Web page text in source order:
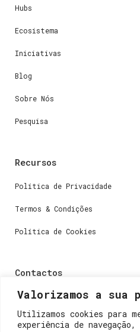
Valorizamos a sua
Utilizamos cookies para
experiência de
Hubs
Ecosistema
Iniciativas
Blog
Sobre Nós
Pesquisa
Recursos
Política de Privacidade
Termos & Condições
Política de Cookies
Contactos
Dúvidas ou perguntas envie-
Dúvidas de registro ou